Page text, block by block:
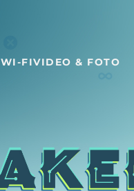
WI-FIVIDEO & FOTO